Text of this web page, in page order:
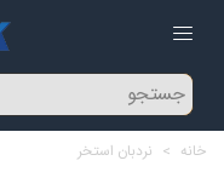
خانه > نردبان استخر